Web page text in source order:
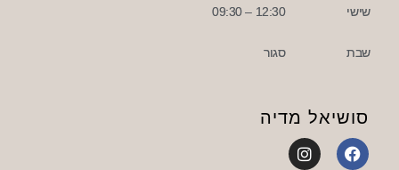
שישי
שבת
12:30 – 09:30
סגור
סושיאל מדיה
F
a
I
n